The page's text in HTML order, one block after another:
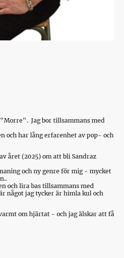
Jag bor tillsammans med
och har lång erfarenhet av pop- och
året (2025) om att bli Sandraz
och ny genre för mig - mycket
och lira bas tillsammans med
något jag tycker är himla kul och
om hjärtat - och jag älskar att få